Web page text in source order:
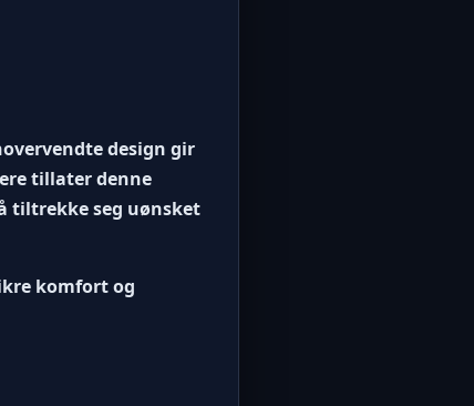
design gir
tillater denne
tiltrekke seg uønsket
komfort og